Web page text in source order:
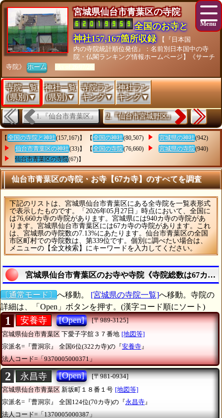
宮城県仙台市青葉区の寺院
全国のお寺と
神社157,167箇所収録
【『日本国
内の寺院統計順位発信』：名前別日本国中の寺
院・仏閣ランキング情報ホームページ】《サーチ
寺院》ホーム [As of 26/07/28]
寺院一覧
(県別)▼
神社一覧
(県別)▼
寺院ラン
キング▼
神社ラン
キング▼
1.『仙台市青葉区』 2.『仙台市宮城野区』
【 全国の寺院と神社(157,167)】 【 全国の神社(80,507) 宮城県の神社(942)
仙台市青葉区の神社(33)】 【 全国の寺院(76,660) 宮城県の寺院(940)
仙台市青葉区の寺院(67)】
仙台市青葉区の寺院・お寺【67カ寺】のすべてを調査
下記のリストは、宮城県仙台市青葉区にある全寺院を一覧表形式
で表示したものです。「2026年05月27日」時点において、全国に
は76,660カ寺の寺院があります。宮城県には940カ寺の寺院があ
ります。宮城県仙台市青葉区には67カ寺の寺院があります。これ
は、宮城県の寺院数の7.13%にあたります。仙台市青葉区の全国
市区町村での寺院数は、第339位です。個別に調べたい場合は、
メニューの【全文検索】にキーワードを入力してください。
宮城県仙台市青葉区のお寺や寺院《寺院総数は67カ寺
〔通常モード〕 へ移動。 [宮城県の寺院一覧]へ移動。寺院の
詳細は、「Open」ボタンを押す。(漢字コード順にソート)
1 安養寺 [Open]
[〒989-3125]
宮城県仙台市青葉区 下愛子字舘３７番地 [地図等]
宗派名=『曹洞宗』
全国6位(322カ寺)の『安養寺 』
法人コード=「9370005000371」
2 永昌寺 [Open]
[〒981-0934]
宮城県仙台市青葉区 新坂町１８番１号 [地図等]
宗派名=『曹洞宗』
全国124位(70カ寺)の『永昌寺』
法人コード=「1370005000387」